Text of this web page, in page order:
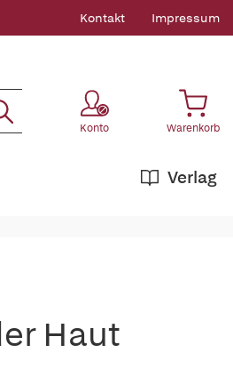
Kontakt Impressum
Konto Warenkorb
Verlag
Haut